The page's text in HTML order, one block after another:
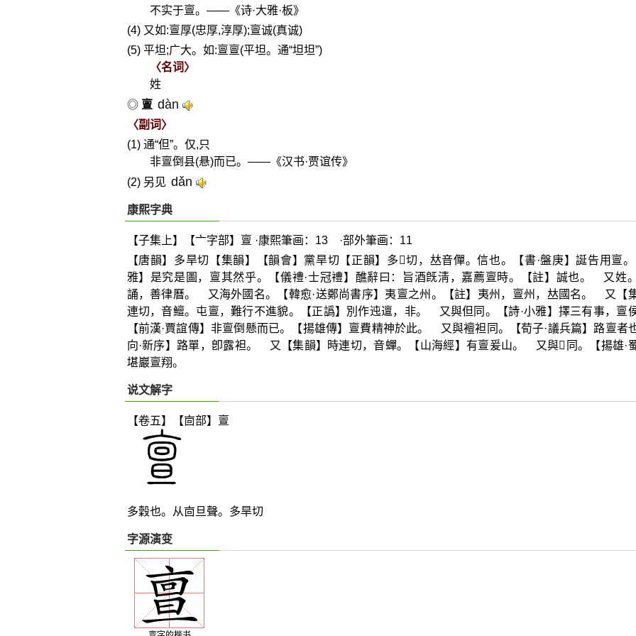
不实于亶。——《诗·大雅·板》
(4) 又如:亶厚(忠厚,淳厚);亶诚(真诚)
(5) 平坦;广大。如:亶亶(平坦。通“坦坦”)
〈名词〉
姓
◎ 亶 dàn
〈副词〉
(1) 通“但”。仅,只
非亶倒县(悬)而已。——《汉书·贾谊传》
(2) 另见 dǎn
康熙字典
【子集上】【亠字部】亶 ·康熙筆画：13 ·部外筆画：11
【唐韻】多旱切【集韻】【韻會】黨旱切【正韻】多 𥳑切， 𠀤音僤。信也。【書·盤庚】誕告用亶。
雅】是究是圖，亶其然乎。【儀禮·士冠禮】醮辭曰：旨酒旣淸，嘉薦亶時。【註】誠也。 又姓
誦，善律曆。 又海外國名。【韓愈·送鄭尚書序】夷亶之州。【註】夷州，亶州， 𠀤國名。 又【
連切，音鱣。屯亶，難行不進貌。【正譌】別作迍邅，非。 又與但同。【詩·小雅】擇三有事，亶侯
【前漢·賈誼傳】非亶倒懸而已。【揚雄傳】亶費精神於此。 又與襢袒同。【荀子·議兵篇】路亶者
向·新序】路單，卽露袒。 又【集韻】時連切，音蟬。【山海經】有亶爰山。 又與𦒜 同。【揚雄·
堪巖亶翔。
说文解字
【卷五】【㐭部】 亶
多穀也。从㐭 旦聲。多旱切
字源演变